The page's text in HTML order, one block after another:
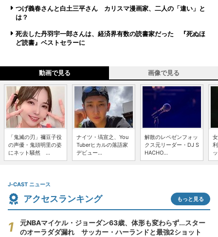
つげ義春さんと白土三平さん カリスマ漫画家、二人の「違い」と
は？
死去した丹羽宇一郎さんは、経済界有数の読書家だった 『死ぬほ
ど読書』ベストセラーに
動画で見る 画像で見る
「鬼滅の刃」禰豆子役
の声優・鬼頭明里の姿
にネット騒然 ...
ナイツ・塙宣之、You
Tuberヒカルの落語家
デビュー...
解散のレペゼンフォッ
クス元リーダー・DJ S
HACHO...
J-CAST ニュース
アクセスランキング もっと見る
元NBAマイケル・ジョーダン63歳、体形も変わらず...スター
のオーラダダ漏れ サッカー・ハーランドと最強2ショット